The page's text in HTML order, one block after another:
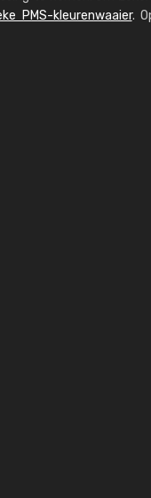
PMS-kleurenwaaier.